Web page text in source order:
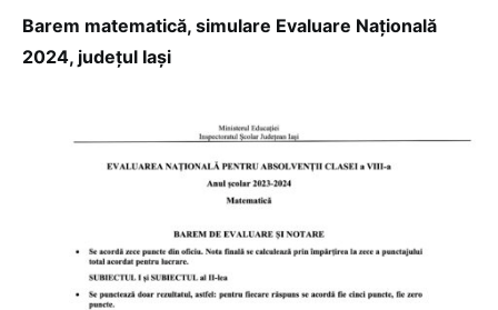
Barem matematică, simulare Evaluare Națională
2024, județul Iași